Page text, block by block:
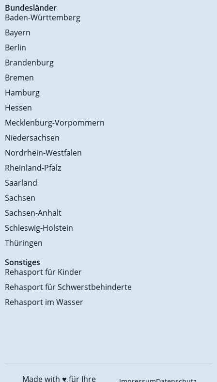
Bundesländer
Baden-Württemberg
Bayern
Berlin
Brandenburg
Bremen
Hamburg
Hessen
Mecklenburg-Vorpommern
Niedersachsen
Nordrhein-Westfalen
Rheinland-Pfalz
Saarland
Sachsen
Sachsen-Anhalt
Schleswig-Holstein
Thüringen
Sonstiges
Rehasport für Kinder
Rehasport für Schwerstbehinderte
Rehasport im Wasser
Made with ♥️für Ihre